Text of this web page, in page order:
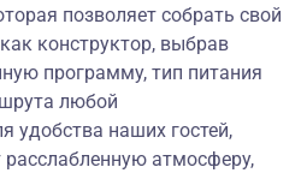
позволяет собрать свой
конструктор, выбрав
программу, тип питания
любой
удобства наших гостей,
атмосферу,